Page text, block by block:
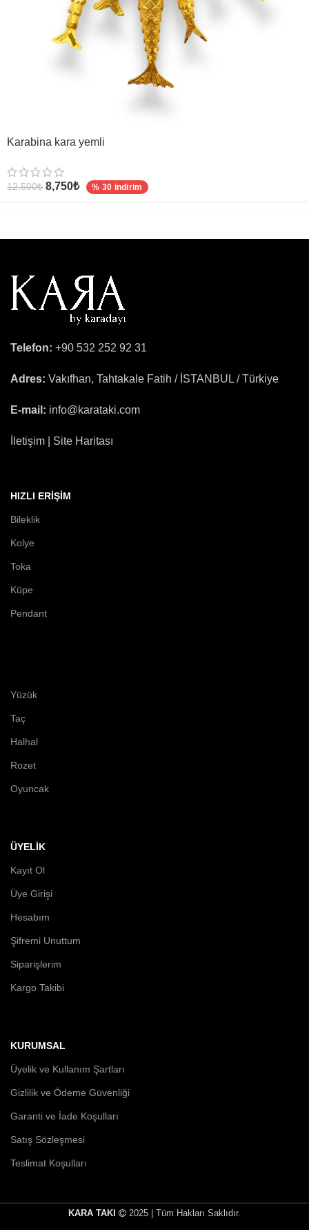
Karabina kara yemli
12,500₺ 8,750₺ % 30 indirim
Telefon: +90 532 252 92 31
Adres: Vakıfhan, Tahtakale Fatih / İSTANBUL / Türkiye
E-mail: info@karataki.com
İletişim | Site Haritası
HIZLI ERIŞIM
Bileklik
Kolye
Toka
Küpe
Pendant
Yüzük
Taç
Halhal
Rozet
Oyuncak
ÜYELİK
Kayıt Ol
Üye Girişi
Hesabım
Şifremi Unuttum
Siparişlerim
Kargo Takibi
KURUMSAL
Üyelik ve Kullanım Şartları
Gizlilik ve Ödeme Güvenliği
Garanti ve İade Koşulları
Satış Sözleşmesi
Teslimat Koşulları
KARA TAKI 2025 | Tüm Hakları Saklıdır.